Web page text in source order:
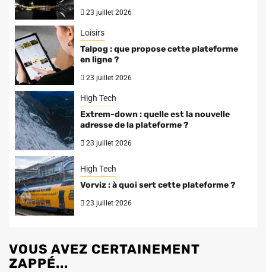
23 juillet 2026
Loisirs
Talpog : que propose cette plateforme
en ligne ?
23 juillet 2026
High Tech
Extrem-down : quelle est la nouvelle
adresse de la plateforme ?
23 juillet 2026
High Tech
Vorviz : à quoi sert cette plateforme ?
23 juillet 2026
VOUS AVEZ CERTAINEMENT
ZAPPÉ...